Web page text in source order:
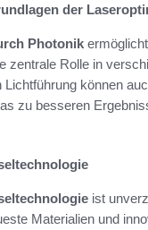
der
Photonik
zentrale Rolle in
Lichtführung können
zu besseren
ist
Materialien und